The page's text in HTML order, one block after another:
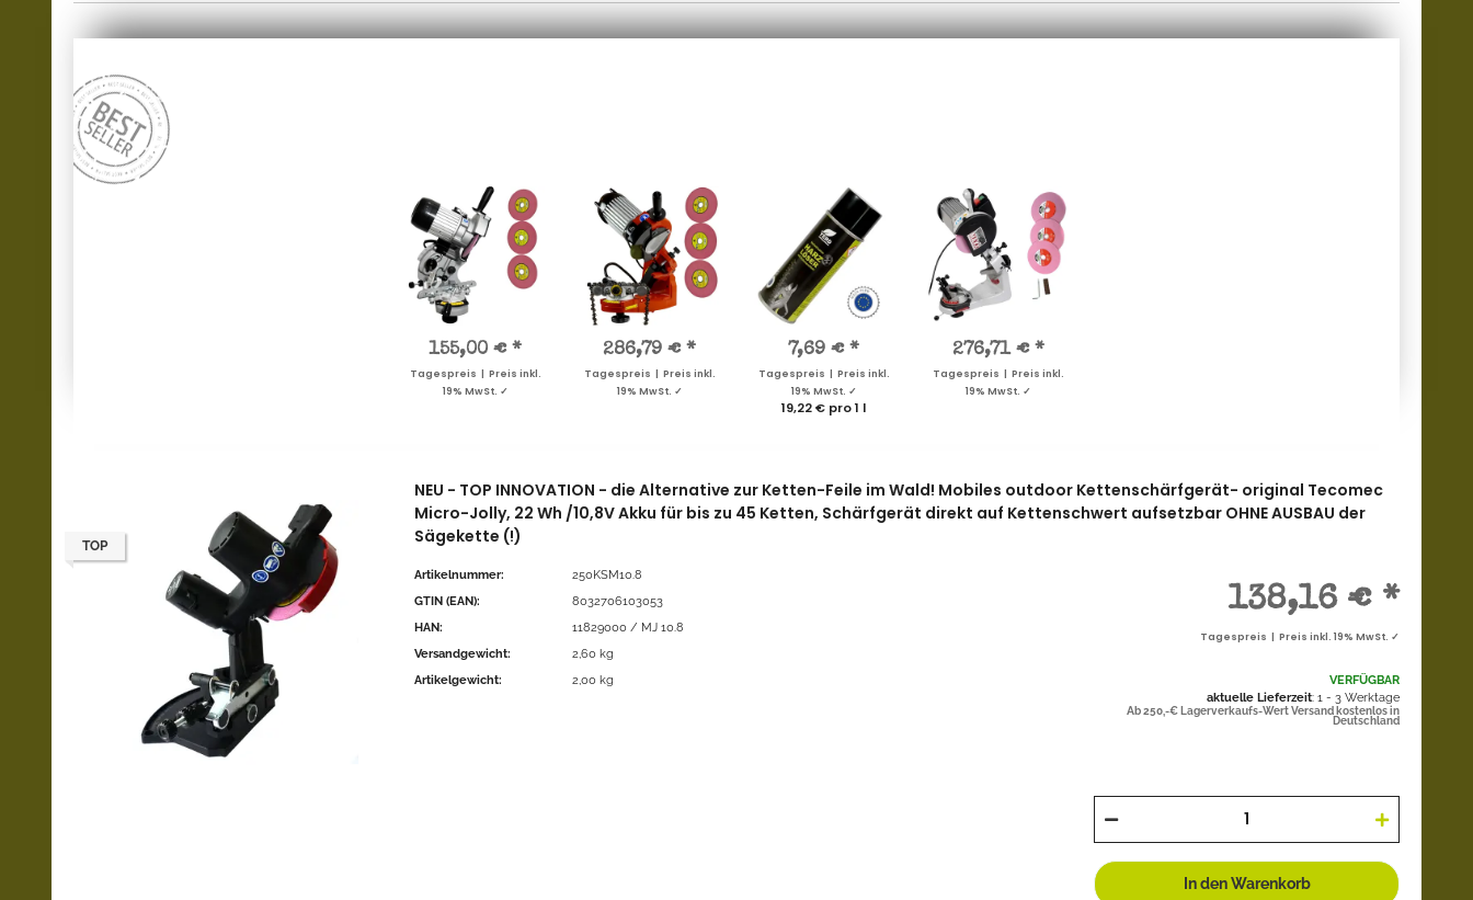
155,00 € *
Tagespreis | Preis inkl.
19% MwSt. ✓
286,79 € *
Tagespreis | Preis inkl.
19% MwSt. ✓
7,69 € *
Tagespreis | Preis inkl.
19% MwSt. ✓
19,22 € pro 1 l
276,71 € *
Tagespreis | Preis inkl.
19% MwSt. ✓
TOP
NEU - TOP INNOVATION - die Alternative zur Ketten-Feile im Wald! Mobiles outdoor Kettenschärfgerät- original Tecomec
Micro-Jolly, 22 Wh /10,8V Akku für bis zu 45 Ketten, Schärfgerät direkt auf Kettenschwert aufsetzbar OHNE AUSBAU der
Sägekette (!)
Artikelnummer:
250KSM10.8
GTIN (EAN):
8032706103053
HAN:
11829000 / MJ 10.8
Versandgewicht:
2,60 kg
Artikelgewicht:
2,00 kg
138,16 € *
Tagespreis | Preis inkl. 19% MwSt. ✓
VERFÜGBAR
aktuelle Lieferzeit: 1 - 3 Werktage
Ab 250,-€ Lagerverkaufs-Wert Versand kostenlos in
Deutschland
In den Warenkorb